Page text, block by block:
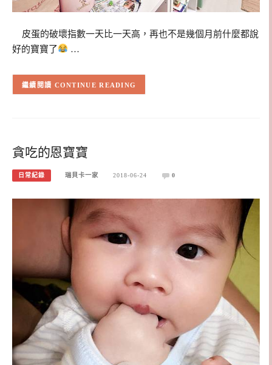
皮蛋的破壞指數一天比一天高，再也不是幾個月前什麼都說
好的寶寶了
…
CONTINUE READING
貪吃的恩寶寶
日常紀錄 瑞貝卡一家 2018-06-24 0